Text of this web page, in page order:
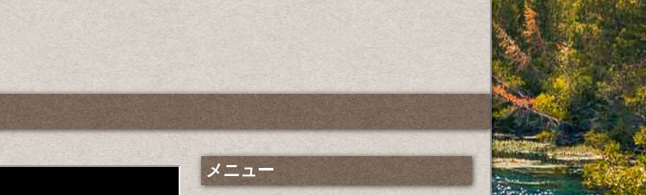
メニュー